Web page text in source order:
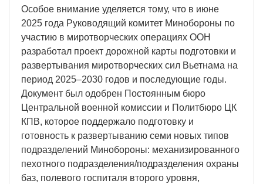
Особое внимание уделяется тому, что в июне
2025 года Руководящий комитет Минобороны по
участию в миротворческих операциях ООН
разработал проект дорожной карты подготовки и
развертывания миротворческих сил Вьетнама на
период 2025–2030 годов и последующие годы.
Документ был одобрен Постоянным бюро
Центральной военной комиссии и Политбюро ЦК
КПВ, которое поддержало подготовку и
готовность к развертыванию семи новых типов
подразделений Минобороны: механизированного
пехотного подразделения/подразделения охраны
баз, полевого госпиталя второго уровня,